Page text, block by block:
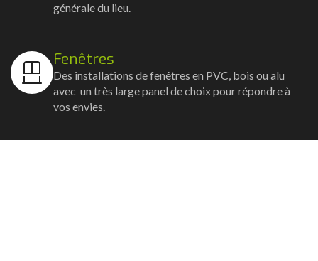
générale du lieu.
Fenêtres
Des installations de fenêtres en PVC, bois ou alu
avec un très large panel de choix pour répondre à
vos envies.